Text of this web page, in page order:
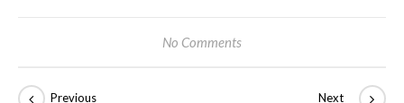
No Comments